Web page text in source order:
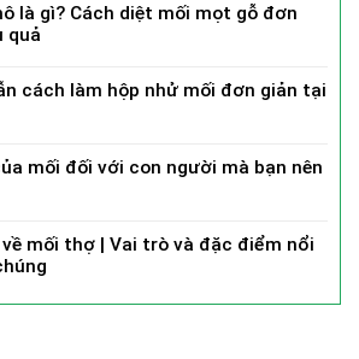
là gì? Cách diệt mối mọt gỗ đơn
quả
cách làm hộp nhử mối đơn giản tại
mối đối với con người mà bạn nên
mối thợ | Vai trò và đặc điểm nổi